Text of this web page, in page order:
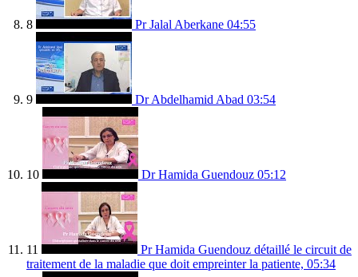
8 Pr Jalal Aberkane 04:55
9 Dr Abdelhamid Abad 03:54
10 Dr Hamida Guendouz 05:12
11
Pr Hamida Guendouz détaillé le circuit de
traitement de la maladie que doit empreinter la patiente, 05:34